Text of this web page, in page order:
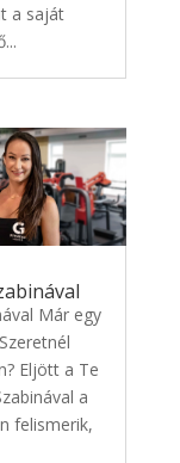
a saját
Már egy
Eljött a Te
a
felismerik,